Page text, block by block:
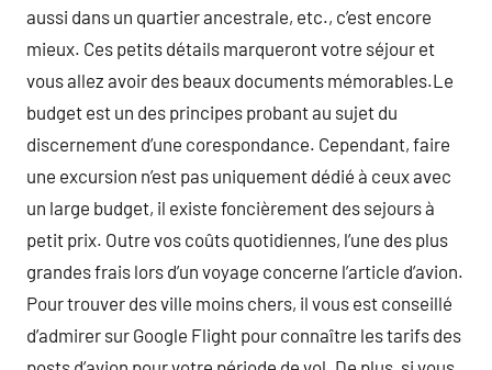
aussi dans un quartier ancestrale, etc., c’est encore
mieux. Ces petits détails marqueront votre séjour et
vous allez avoir des beaux documents mémorables.Le
budget est un des principes probant au sujet du
discernement d’une corespondance. Cependant, faire
une excursion n’est pas uniquement dédié à ceux avec
un large budget, il existe foncièrement des sejours à
petit prix. Outre vos coûts quotidiennes, l’une des plus
grandes frais lors d’un voyage concerne l’article d’avion.
Pour trouver des ville moins chers, il vous est conseillé
d’admirer sur Google Flight pour connaître les tarifs des